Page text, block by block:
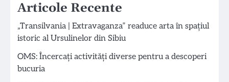
Articole Recente
„Transilvania | Extravaganza” readuce arta în spațiul
istoric al Ursulinelor din Sibiu
OMS: Încercați activități diverse pentru a descoperi
bucuria